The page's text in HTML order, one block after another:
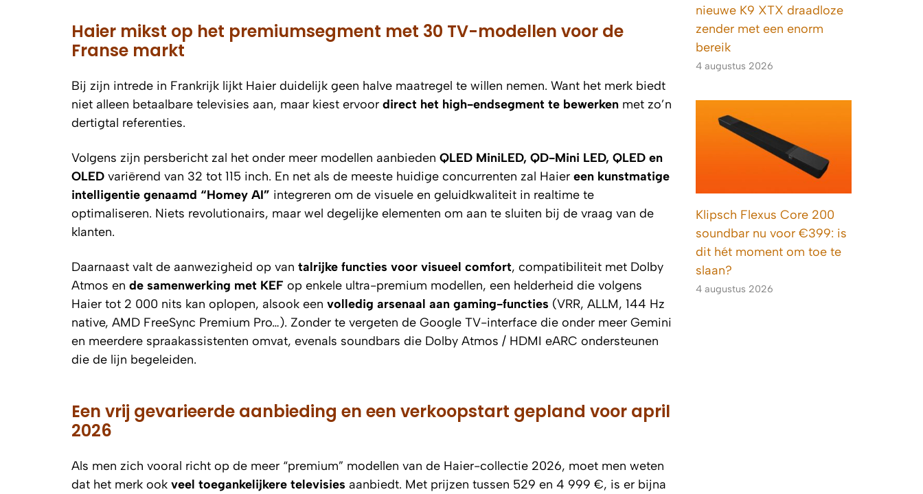
Haier mikst op het premiumsegment met 30 TV-modellen voor de
Franse markt
Bij zijn intrede in Frankrijk lijkt Haier duidelijk geen halve maatregel te willen nemen. Want het merk biedt
niet alleen betaalbare televisies aan, maar kiest ervoor direct het high-endsegment te bewerken met zo’n
dertigtal referenties.
Volgens zijn persbericht zal het onder meer modellen aanbieden QLED MiniLED, QD-Mini LED, QLED en
OLED variërend van 32 tot 115 inch. En net als de meeste huidige concurrenten zal Haier een kunstmatige
intelligentie genaamd “Homey AI” integreren om de visuele en geluidkwaliteit in realtime te
optimaliseren. Niets revolutionairs, maar wel degelijke elementen om aan te sluiten bij de vraag van de
klanten.
Daarnaast valt de aanwezigheid op van talrijke functies voor visueel comfort, compatibiliteit met Dolby
Atmos en de samenwerking met KEF op enkele ultra-premium modellen, een helderheid die volgens
Haier tot 2 000 nits kan oplopen, alsook een volledig arsenaal aan gaming-functies (VRR, ALLM, 144 Hz
native, AMD FreeSync Premium Pro…). Zonder te vergeten de Google TV-interface die onder meer Gemini
en meerdere spraakassistenten omvat, evenals soundbars die Dolby Atmos / HDMI eARC ondersteunen
die de lijn begeleiden.
Een vrij gevarieerde aanbieding en een verkoopstart gepland voor april
2026
Als men zich vooral richt op de meer “premium” modellen van de Haier-collectie 2026, moet men weten
dat het merk ook veel toegankelijkere televisies aanbiedt. Met prijzen tussen 529 en 4 999 €, is er bijna
nieuwe K9 XTX draadloze
zender met een enorm
bereik
4 augustus 2026
Klipsch Flexus Core 200
soundbar nu voor €399: is
dit hét moment om toe te
slaan?
4 augustus 2026